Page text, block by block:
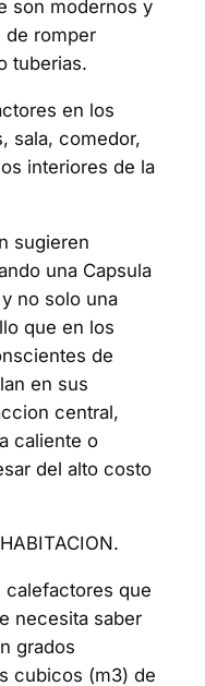
son modernos y
de romper
tuberias.
en los
sala, comedor,
interiores de la
sugieren
una Capsula
no solo una
que en los
de
en sus
central,
caliente o
del alto costo
calefactores que
necesita saber
grados
cubicos (m3) de